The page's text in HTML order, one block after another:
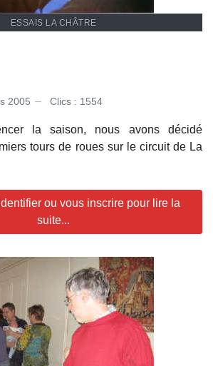
ESSAIS LA CHÂTRE
2005 Clics : 1554
la saison, nous avons décidé
tours de roues sur le circuit de La
ou vous inscrire pour lire la
suite...